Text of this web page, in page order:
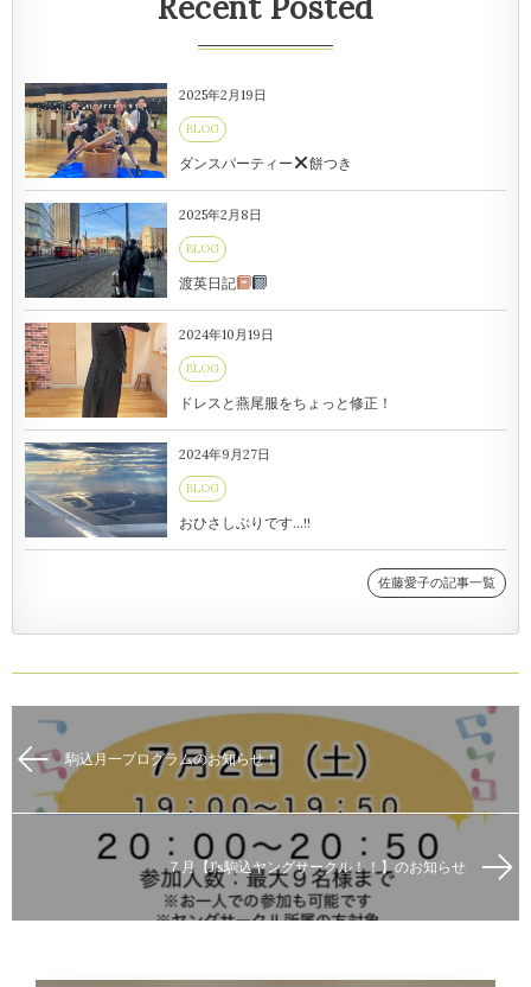
2025年2月19日
BLOG
ダンスパーティー 餅つき
2025年2月8日
BLOG
渡英日記
2024年10月19日
BLOG
ドレスと燕尾服をちょっと修正！
2024年9月27日
BLOG
おひさしぶりです…!!
佐藤愛子の記事一覧
駒込月一プログラムのお知らせ！
７月【J’s駒込ヤングサークル！！】のお知らせ